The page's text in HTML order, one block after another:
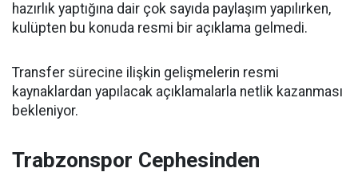
hazırlık yaptığına dair çok sayıda paylaşım yapılırken,
kulüpten bu konuda resmi bir açıklama gelmedi.
Transfer sürecine ilişkin gelişmelerin resmi
kaynaklardan yapılacak açıklamalarla netlik kazanması
bekleniyor.
Trabzonspor Cephesinden